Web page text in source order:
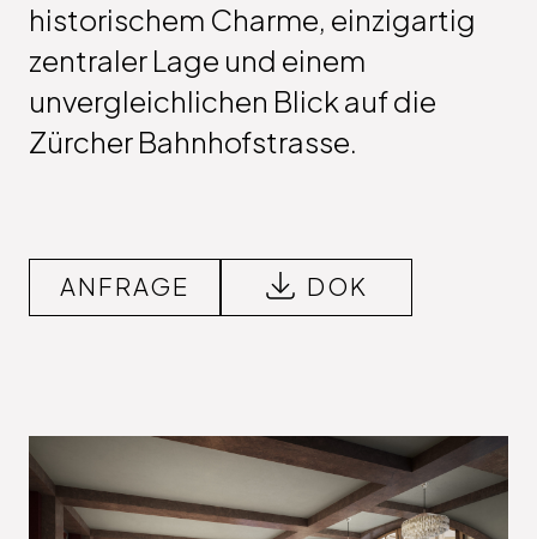
historischem Charme, einzigartig
­zentraler Lage und einem
unvergleichlichen Blick aufdie
Zürcher Bahnhofstrasse.
ANFRAGE DOK